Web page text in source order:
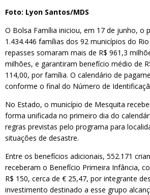
Foto: Lyon Santos/MDS
O Bolsa Família iniciou, em 17 de junho, o
1.434.446 famílias dos 92 municípios do Rio
repasses somaram mais de R$ 961,3
milhões, e garantiram benefício médio de
114,00, por família. O calendário de
conforme o final do Número de
No Estado, o município de Mesquita
forma unificada no primeiro dia do
regras previstas pelo programa para
situações de desastre.
Entre os benefícios adicionais, 552.171
receberam o Benefício Primeira Infância,
R$ 150, cerca de € 25,47, por integrante
investimento destinado a esse grupo